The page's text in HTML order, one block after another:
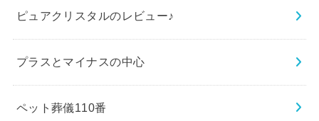
ピュアクリスタルのレビュー♪
プラスとマイナスの中心
ペット葬儀110番